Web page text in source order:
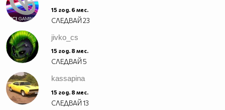
15 год. 6 мес.
СЛЕДВАЙ23
jivko_cs
15 год. 8 мес.
СЛЕДВАЙ5
kassapina
15 год. 8 мес.
СЛЕДВАЙ13